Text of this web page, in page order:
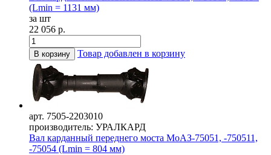
(Lmin = 1131 мм)
за шт
22 056 р.
В корзину Товар добавлен в корзину
арт. 7505-2203010
производитель: УРАЛКАРД
Вал карданный переднего моста МоАЗ-75051, -750511,
-75054 (Lmin = 804 мм)